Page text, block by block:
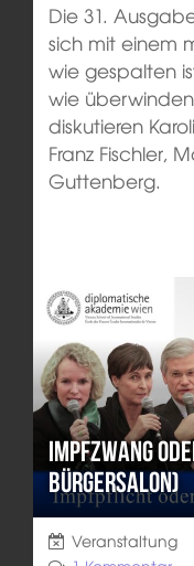
Die 31.
sich mit einem
wie gespalten
wie
diskutieren
Franz Fischler,
Guttenberg.
Impfzwang
Bürgersalon)
Veranstaltung